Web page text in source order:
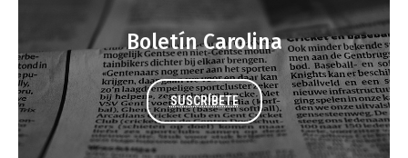
Boletín Carolina
SUSCRÍBETE